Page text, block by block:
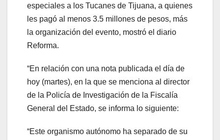
especiales a los Tucanes de Tijuana, a quienes
les pagó al menos 3.5 millones de pesos, más
la organización del evento, mostró el diario
Reforma.
“En relación con una nota publicada el día de
hoy (martes), en la que se menciona al director
de la Policía de Investigación de la Fiscalía
General del Estado, se informa lo siguiente:
“Este organismo autónomo ha separado de su